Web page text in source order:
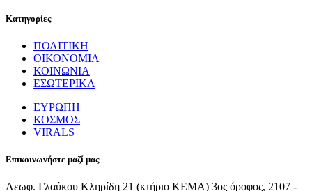
Κατηγορίες
ΠΟΛΙΤΙΚΗ
ΟΙΚΟΝΟΜΙΑ
ΚΟΙΝΩΝΙΑ
ΕΣΩΤΕΡΙΚΑ
ΕΥΡΩΠΗ
ΚΟΣΜΟΣ
VIRALS
Επικοινωνήστε μαζί μας
Λεωφ. Γλαύκου Κληρίδη 21 (κτήριο ΚΕΜΑ) 3ος όροφος, 2107 -